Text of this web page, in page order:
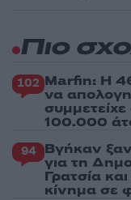
Πιο
102 Marfin: Η
να
100.000
94 Βγήκαν
για τη
Γρατσία
κίνημα σε